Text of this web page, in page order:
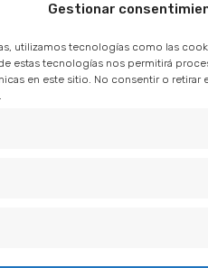
Gestionar
utilizamos tecnologías como las
estas tecnologías nos permitirá
en este sitio. No consentir o